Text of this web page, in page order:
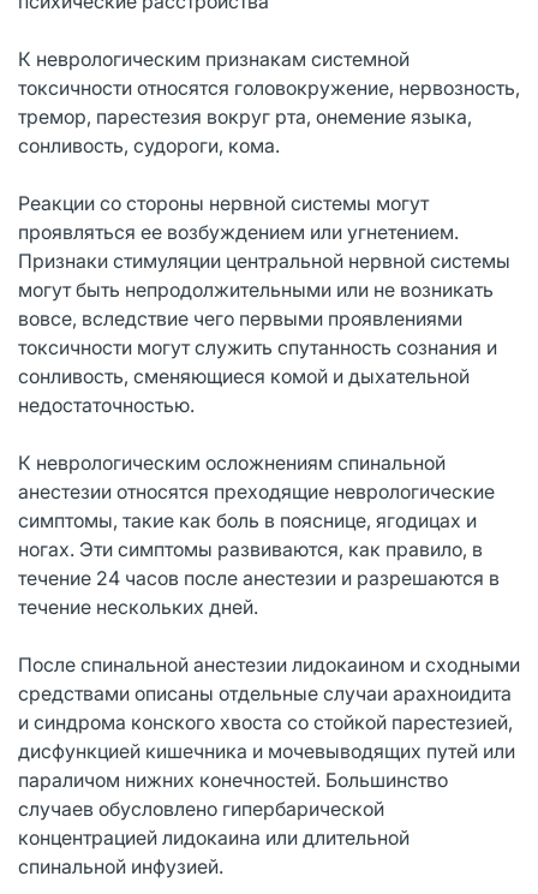
К неврологическим признакам системной
токсичности относятся головокружение, нервозность,
тремор, парестезия вокруг рта, онемение языка,
сонливость, судороги, кома.
Реакции со стороны нервной системы могут
проявляться ее возбуждением или угнетением.
Признаки стимуляции центральной нервной системы
могут быть непродолжительными или не возникать
вовсе, вследствие чего первыми проявлениями
токсичности могут служить спутанность сознания и
сонливость, сменяющиеся комой и дыхательной
недостаточностью.
К неврологическим осложнениям спинальной
анестезии относятся преходящие неврологические
симптомы, такие как боль в пояснице, ягодицах и
ногах. Эти симптомы развиваются, как правило, в
течение 24 часов после анестезии и разрешаются в
течение нескольких дней.
После спинальной анестезии лидокаином и сходными
средствами описаны отдельные случаи арахноидита
и синдрома конского хвоста со стойкой парестезией,
дисфункцией кишечника и мочевыводящих путей или
параличом нижних конечностей. Большинство
случаев обусловлено гипербарической
концентрацией лидокаина или длительной
спинальной инфузией.